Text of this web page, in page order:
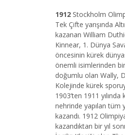
1912 Stockholm
Tek Çifte yarışında
kazanan William
Kinnear, 1. Dünya
öncesinin kürek
önemli isimlerinden
doğumlu olan Wally,
Kolejinde kürek
1903’ten 1911
nehrinde yapılan tüm
kazandı. 1912
kazandıktan bir yıl